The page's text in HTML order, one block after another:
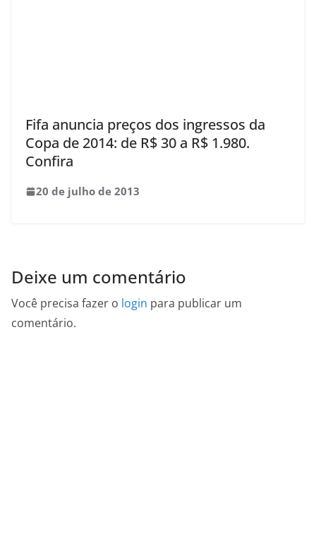
Fifa anuncia preços dos ingressos da
Copa de 2014: de R$ 30 a R$ 1.980.
Confira
20 de julho de 2013
Deixe um comentário
Você precisa fazer o login para publicar um
comentário.